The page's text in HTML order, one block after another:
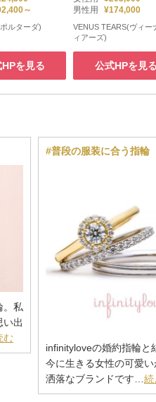
～
ルターダ)
を見る
男性用
¥174,000
VENUS TEARS(ヴィー
ィアーズ)
公式HPを見
。私
い出
む
#普段の服装に合う指輪
infinityloveの婚約指輪と
今に生きる女性の可愛
洒落なブランドです…続